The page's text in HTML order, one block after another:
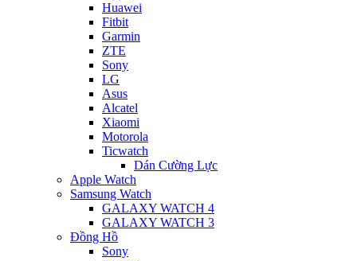
Huawei
Fitbit
Garmin
ZTE
Sony
LG
Asus
Alcatel
Xiaomi
Motorola
Ticwatch
Dán Cường Lực
Apple Watch
Samsung Watch
GALAXY WATCH 4
GALAXY WATCH 3
Đồng Hồ
Sony